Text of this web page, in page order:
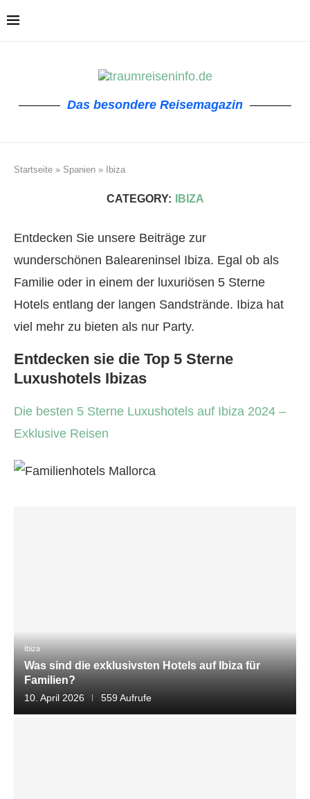
Das besondere Reisemagazin
Startseite » Spanien » Ibiza
CATEGORY: IBIZA
Entdecken Sie unsere Beiträge zur
wunderschönen Baleareninsel Ibiza. Egal ob als
Familie oder in einem der luxuriösen 5 Sterne
Hotels entlang der langen Sandstrände. Ibiza hat
viel mehr zu bieten als nur Party.
Entdecken sie die Top 5 Sterne
Luxushotels Ibizas
Die besten 5 Sterne Luxushotels auf Ibiza 2024 –
Exklusive Reisen
Ibiza
Was sind die exklusivsten Hotels auf Ibiza für
Familien?
10. April 2026 559 Aufrufe